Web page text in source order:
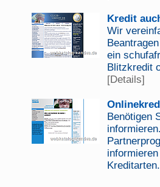
Kredit
Wir
ein
Blitzkredit
[Details]
Benötigen